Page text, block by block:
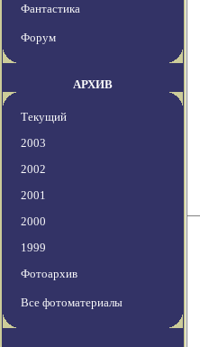
Фантастика
Форум
АРХИВ
Текущий
2003
2002
2001
2000
1999
Фотоархив
Все фотоматериалы